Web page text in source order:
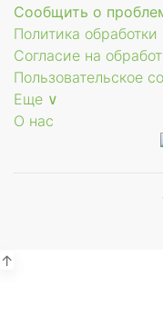
Сообщить о
Политика
Согласие на
Пользовательское
Еще ∨
О нас
↑